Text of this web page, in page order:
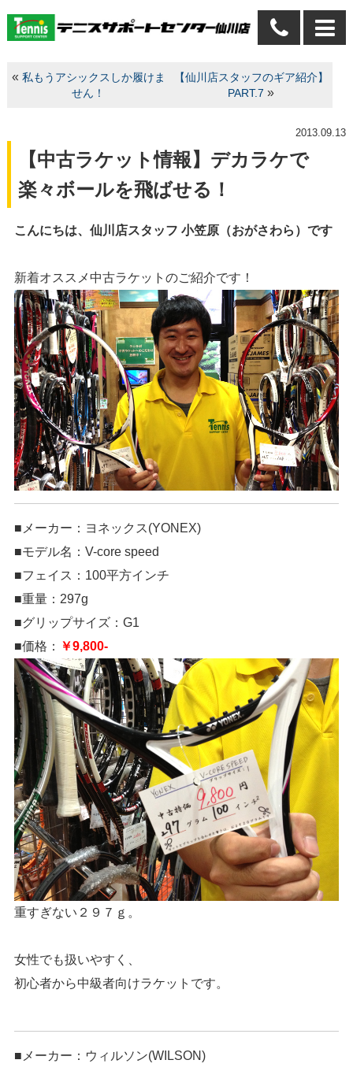
« 私もうアシックスしか履けま
せん！
【仙川店スタッフのギア紹介】
PART.7 »
2013.09.13
【中古ラケット情報】デカラケで
楽々ボールを飛ばせる！
こんにちは、仙川店スタッフ 小笠原（おがさわら）です
新着オススメ中古ラケットのご紹介です！
■メーカー：ヨネックス(YONEX)
■モデル名：V-core speed
■フェイス：100平方インチ
■重量：297g
■グリップサイズ：G1
■価格： ￥9,800-
重すぎない２９７ｇ。
女性でも扱いやすく、
初心者から中級者向けラケットです。
■メーカー：ウィルソン(WILSON)